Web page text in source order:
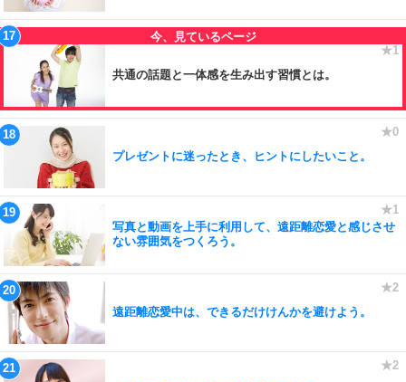
共通の話題と一体感を生み出す習慣とは。
プレゼントに迷ったとき、ヒントにしたいこと。
写真と動画を上手に利用して、遠距離恋愛と感じさせ
ない雰囲気をつくろう。
遠距離恋愛中は、できるだけけんかを避けよう。